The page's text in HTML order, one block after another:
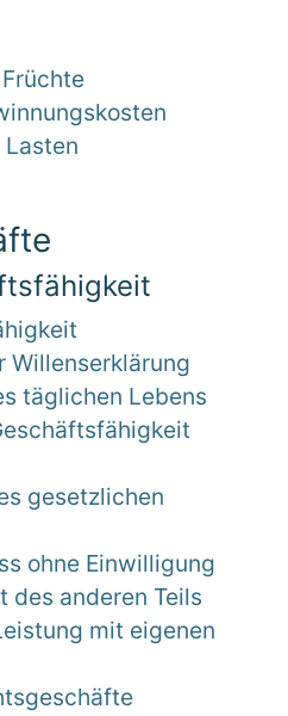
Willenserklärung
täglichen Lebens
gesetzlichen
ohne Einwilligung
des anderen Teils
mit eigenen